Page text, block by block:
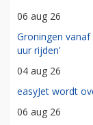
06 aug 26
Groningen
uur rijden'
04 aug 26
easyJet wordt
06 aug 26